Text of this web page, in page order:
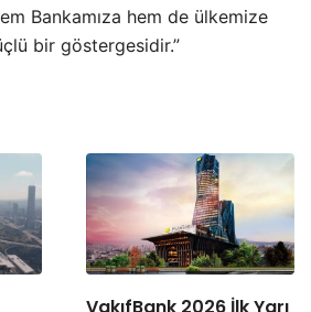
Bankamıza hem de ülkemize
bir göstergesidir.”